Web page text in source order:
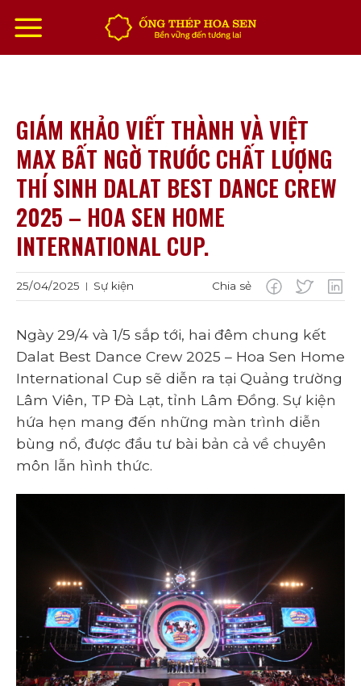
đến
nội
dung
GIÁM KHẢO VIẾT THÀNH VÀ VIỆT
MAX BẤT NGỜ TRƯỚC CHẤT LƯỢNG
THÍ SINH DALAT BEST DANCE CREW
2025 – HOA SEN HOME
INTERNATIONAL CUP.
25/04/2025 | Sự kiện Chia sẻ
Ngày 29/4 và 1/5 sắp tới, hai đêm chung kết
Dalat Best Dance Crew 2025 – Hoa Sen Home
International Cup sẽ diễn ra tại Quảng trường
Lâm Viên, TP Đà Lạt, tỉnh Lâm Đồng. Sự kiện
hứa hẹn mang đến những màn trình diễn
bùng nổ, được đầu tư bài bản cả về chuyên
môn lẫn hình thức.